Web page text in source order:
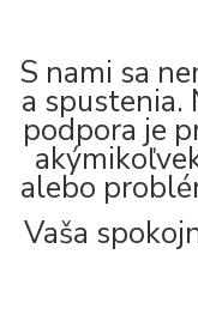
S nami sa
a spustenia.
podpora je
alebo
Vaša